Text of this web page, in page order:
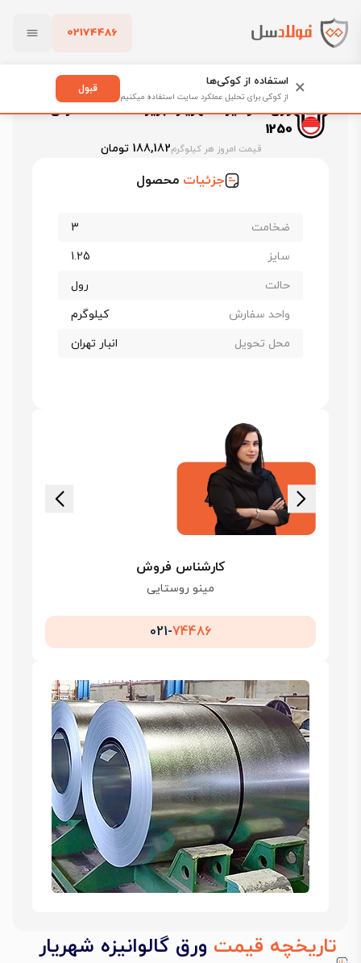
02174486
پاک کردن
فولادسل
ورق گالوانیزه شهریار تبریز ضخامت 3 عرض 1250
ورق گالوانیزه شهریار تبریز ضخامت 3 عرض
1250
قیمت امروز هر کیلوگرم188,182 تومان
جزئیات محصول
ضخامت
3
سایز
1.25
حالت
رول
واحد سفارش
کیلوگرم
محل تحویل
انبار تهران
کارشناس فروش
مینو روستایی
021-74486
تاریخچه قیمت ورق گالوانیزه شهریار
× استفاده از کوکی‌ها
از کوکی برای تحلیل عملکرد سایت استفاده میکنیم
قبول